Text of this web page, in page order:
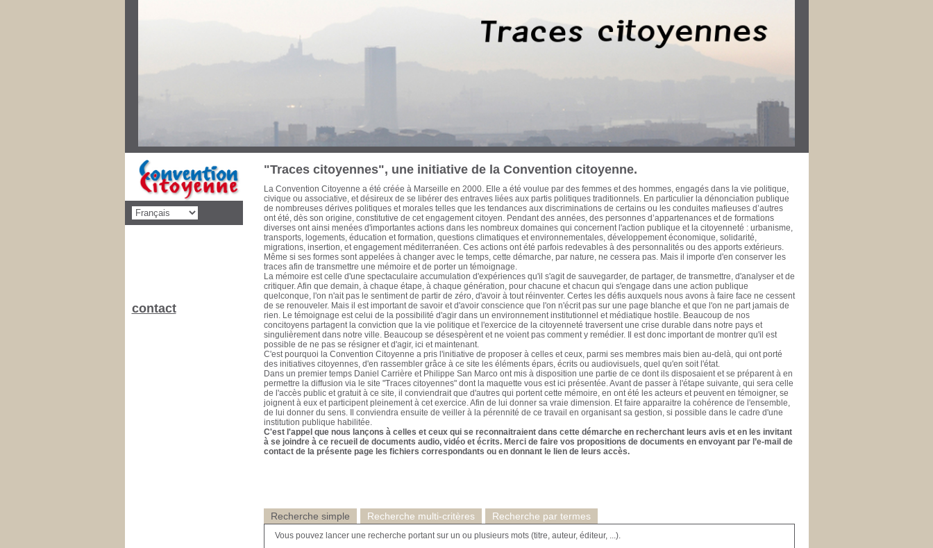
décolonisation et d’une économie mondialisée. Habitat, urbanisme, transports, formation professionnelle, développement économique et
social, éducation et culture, ont ainsi fait l’objet de réflexions, de propositions et d’actions à l’échelle métropolitaine et méditerranéenne. La
dimension politique de ces engagements a été diverse, de nature électorale ou pas. Avant que l’épreuve du temps ne fasse à jamais
disparaître leurs traces, il est apparu urgent d'en collecter la mémoire écrite et audiovisuelle et de la rendre accessible à ceux qui se
pencheront sur notre passé récent pour ouvrir de nouvelles pistes à l'action citoyenne. Cette base de données est une initiative de la
Convention Citoyenne. Sont actuellement proposés au chercheur, historien, politologue, cinéaste, ou simple citoyen, des documents publics
de la Communauté Urbaine Marseille-Provence-Métropole - Elu de Marseille de 1983 à aujourd’hui Député des Bouches du Rhône de 1981
à 1993 Conseiller régional de la Région Provence-Alpes-Côte d’Azur de 1981 à 1986 Secrétaire général de la Ville de Marseille de 1978 à
1981 Il est également, auteur, essayiste et enseignant
Recherche simple Recherche multi-critères Recherche par termes
Vous pouvez lancer une recherche portant sur un ou plusieurs mots (titre, auteur, éditeur, ...).
"Traces citoyennes", une initiative de la Convention citoyenne.
La Convention Citoyenne a été créée à Marseille en 2000. Elle a été voulue par des femmes et des hommes, engagés dans la vie politique,
civique ou associative, et désireux de se libérer des entraves liées aux partis politiques traditionnels. En particulier la dénonciation publique
de nombreuses dérives politiques et morales telles que les tendances aux discriminations de certains ou les conduites mafieuses d’autres
ont été, dès son origine, constitutive de cet engagement citoyen. Pendant des années, des personnes d’appartenances et de formations
diverses ont ainsi menées d'importantes actions dans les nombreux domaines qui concernent l'action publique et la citoyenneté : urbanisme,
transports, logements, éducation et formation, questions climatiques et environnementales, développement économique, solidarité,
migrations, insertion, et engagement méditerranéen. Ces actions ont été parfois redevables à des personnalités ou des apports extérieurs.
Même si ses formes sont appelées à changer avec le temps, cette démarche, par nature, ne cessera pas. Mais il importe d'en conserver les
traces afin de transmettre une mémoire et de porter un témoignage.
La mémoire est celle d'une spectaculaire accumulation d'expériences qu'il s'agit de sauvegarder, de partager, de transmettre, d'analyser et de
critiquer. Afin que demain, à chaque étape, à chaque génération, pour chacune et chacun qui s'engage dans une action publique
quelconque, l'on n'ait pas le sentiment de partir de zéro, d'avoir à tout réinventer. Certes les défis auxquels nous avons à faire face ne cessent
de se renouveler. Mais il est important de savoir et d'avoir conscience que l'on n'écrit pas sur une page blanche et que l'on ne part jamais de
rien. Le témoignage est celui de la possibilité d'agir dans un environnement institutionnel et médiatique hostile. Beaucoup de nos
concitoyens partagent la conviction que la vie politique et l'exercice de la citoyenneté traversent une crise durable dans notre pays et
singulièrement dans notre ville. Beaucoup se désespèrent et ne voient pas comment y remédier. Il est donc important de montrer qu'il est
possible de ne pas se résigner et d'agir, ici et maintenant.
C'est pourquoi la Convention Citoyenne a pris l'initiative de proposer à celles et ceux, parmi ses membres mais bien au-delà, qui ont porté
des initiatives citoyennes, d'en rassembler grâce à ce site les éléments épars, écrits ou audiovisuels, quel qu'en soit l'état.
Dans un premier temps Daniel Carrière et Philippe San Marco ont mis à disposition une partie de ce dont ils disposaient et se préparent à en
permettre la diffusion via le site "Traces citoyennes" dont la maquette vous est ici présentée. Avant de passer à l'étape suivante, qui sera celle
de l'accès public et gratuit à ce site, il conviendrait que d'autres qui portent cette mémoire, en ont été les acteurs et peuvent en témoigner, se
joignent à eux et participent pleinement à cet exercice. Afin de lui donner sa vraie dimension. Et faire apparaitre la cohérence de l'ensemble,
de lui donner du sens. Il conviendra ensuite de veiller à la pérennité de ce travail en organisant sa gestion, si possible dans le cadre d'une
institution publique habilitée.
C'est l'appel que nous lançons à celles et ceux qui se reconnaitraient dans cette démarche en recherchant leurs avis et en les invitant
à se joindre à ce recueil de documents audio, vidéo et écrits. Merci de faire vos propositions de documents en envoyant par l’e-mail de
contact de la présente page les fichiers correspondants ou en donnant le lien de leurs accès.